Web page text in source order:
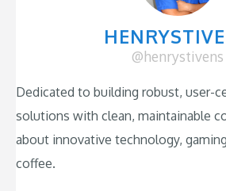
@henrystivens
Dedicated to building robust, user-
solutions with clean, maintainable
about innovative technology,
coffee.